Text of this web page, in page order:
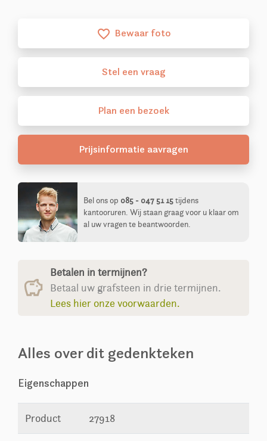
favorite_border Bewaar foto
Stel een vraag
Plan een bezoek
Prijsinformatie aavragen
Bel ons op 085 - 047 51 15tijdens
kantooruren. Wij staan graag voor u klaar om
al uw vragen te beantwoorden.
Betalen in termijnen?
Betaal uw grafsteen in drie termijnen.
Lees hier onze voorwaarden.
Alles over dit gedenkteken
Eigenschappen
Product 27918